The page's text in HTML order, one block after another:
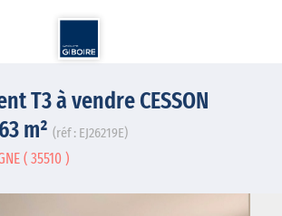
T3 à vendre CESSON
m² (réf : EJ26219E)
( 35510 )